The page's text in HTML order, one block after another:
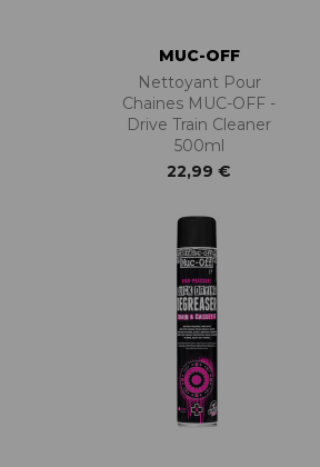
MUC-OFF
Nettoyant Pour
Chaines MUC-OFF -
Drive Train Cleaner
500ml
22,99 €